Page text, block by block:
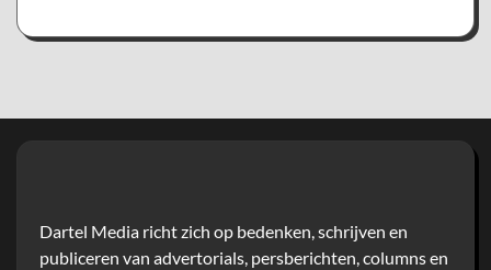
Dartel Media richt zich op bedenken, schrijven en
publiceren van advertorials, persberichten, columns en